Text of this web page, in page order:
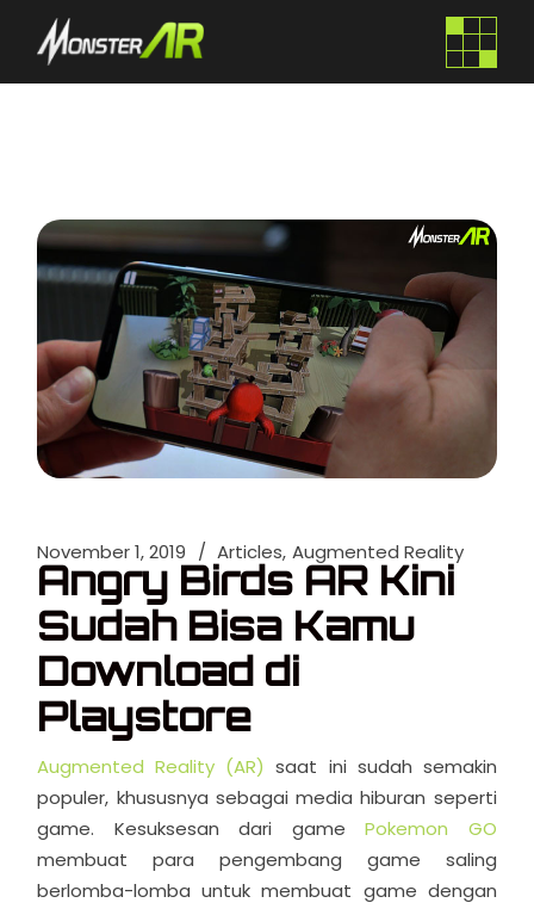
November 1, 2019 Articles Augmented Reality
Angry Birds AR Kini
Sudah Bisa Kamu
Download di
Playstore
Augmented Reality (AR) saat ini sudah semakin
populer, khususnya sebagai media hiburan seperti
game. Kesuksesan dari gamePokemon GO
membuat para pengembang game saling
berlomba-lomba untuk membuat game dengan